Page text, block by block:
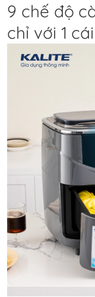
9 chế độ
chỉ với 1